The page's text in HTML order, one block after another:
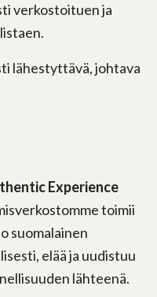
verkostoituen ja
lähestyttävä, johtava
Experience
toimii
suomalainen
elää ja uudistuu
lähteenä.